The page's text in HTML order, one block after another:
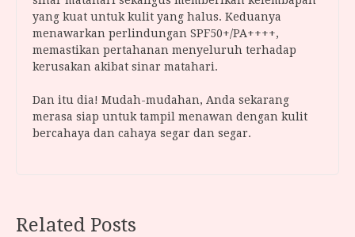
yang kuat untuk kulit yang halus. Keduanya
menawarkan perlindungan SPF50+/PA++++,
memastikan pertahanan menyeluruh terhadap
kerusakan akibat sinar matahari.
Dan itu dia! Mudah-mudahan, Anda sekarang
merasa siap untuk tampil menawan dengan kulit
bercahaya dan cahaya segar dan segar.
Related Posts